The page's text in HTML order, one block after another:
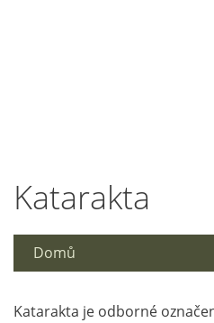
Katarakta
Domů
Katarakta je odborné